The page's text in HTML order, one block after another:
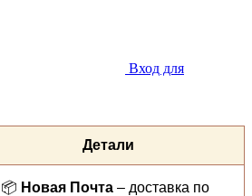
Вход для
Детали
📦 Новая Почта – доставка по